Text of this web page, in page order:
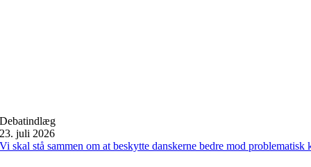
Debatindlæg
23. juli 2026
Vi skal stå sammen om at beskytte danskerne bedre mod problematisk